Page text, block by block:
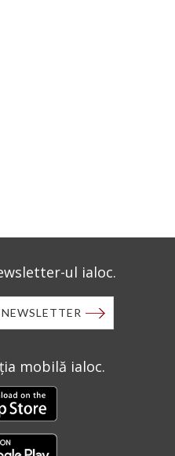
ul ialoc.
mobilă ialoc.